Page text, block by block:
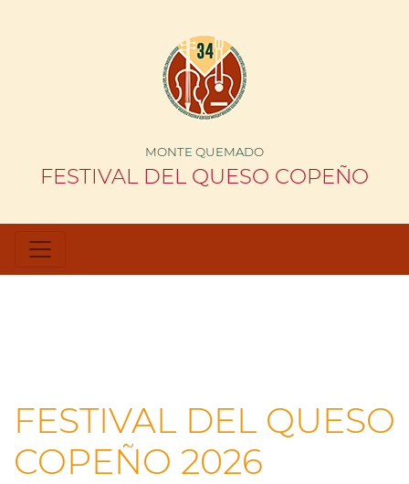
MONTE QUEMADO
FESTIVAL DEL QUESO COPEÑO
FESTIVAL DEL QUESO
COPEÑO 2026